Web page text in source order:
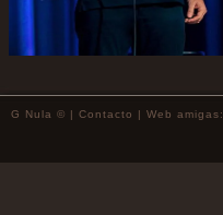
G Nula © | Contacto | Web amigas: